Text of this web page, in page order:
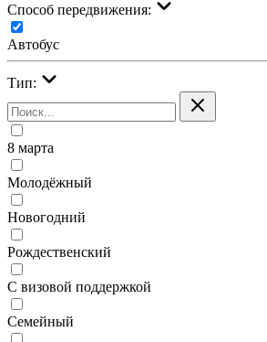
Cпособ передвижения:
Автобус
Тип:
8 марта
Молодёжный
Новогодний
Рождественский
С визовой поддержкой
Семейный